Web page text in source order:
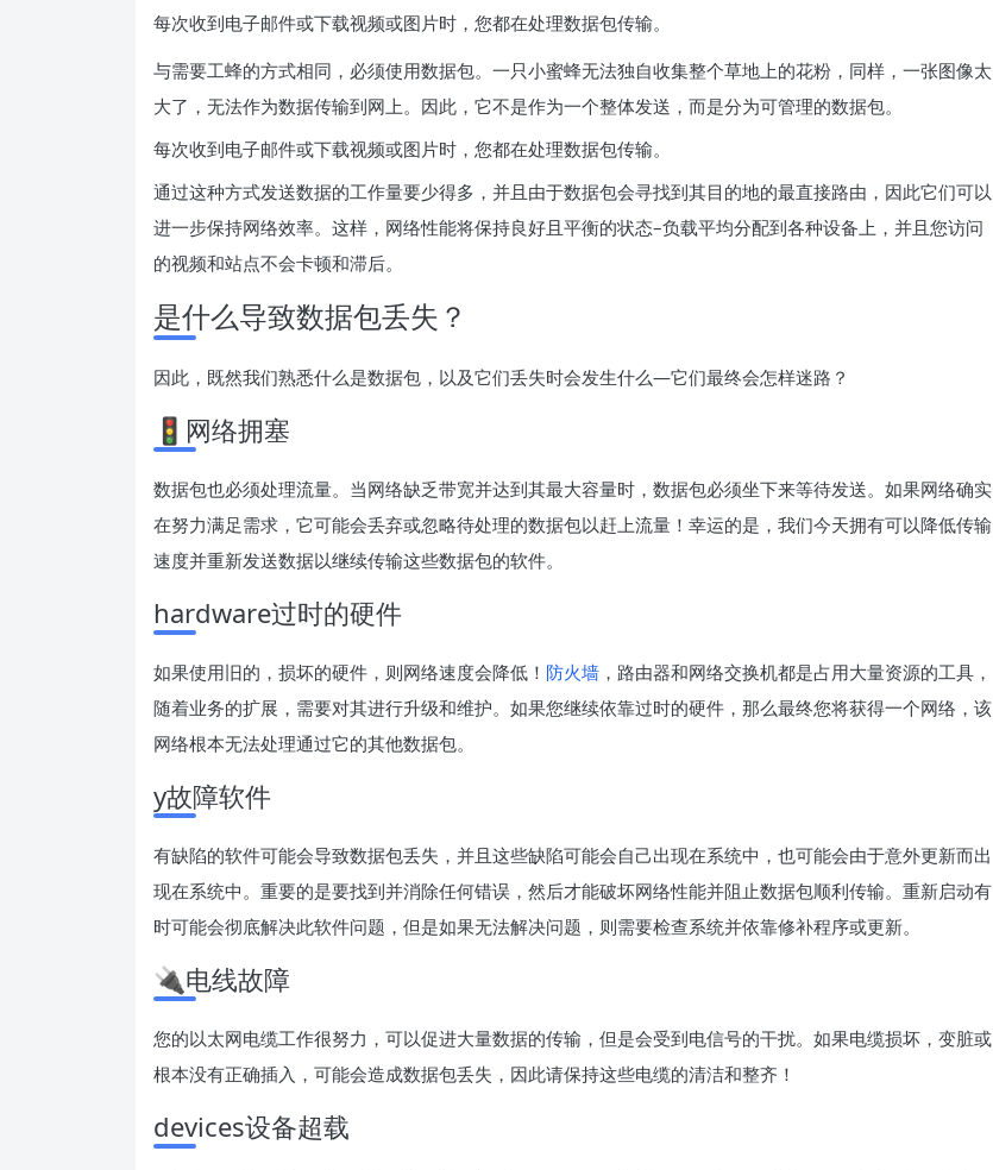
每次收到电子邮件或下载视频或图片时，您都在处理数据包传输。
与需要工蜂的方式相同，必须使用数据包。一只小蜜蜂无法独自收集整个草地上的花粉，同样，一张图像太
大了，无法作为数据传输到网上。因此，它不是作为一个整体发送，而是分为可管理的数据包。
每次收到电子邮件或下载视频或图片时，您都在处理数据包传输。
通过这种方式发送数据的工作量要少得多，并且由于数据包会寻找到其目的地的最直接路由，因此它们可以
进一步保持网络效率。这样，网络性能将保持良好且平衡的状态–负载平均分配到各种设备上，并且您访问
的视频和站点不会卡顿和滞后。
是什么导致数据包丢失？
因此，既然我们熟悉什么是数据包，以及它们丢失时会发生什么—它们最终会怎样迷路？
🚦网络拥塞
数据包也必须处理流量。当网络缺乏带宽并达到其最大容量时，数据包必须坐下来等待发送。如果网络确实
在努力满足需求，它可能会丢弃或忽略待处理的数据包以赶上流量！幸运的是，我们今天拥有可以降低传输
速度并重新发送数据以继续传输这些数据包的软件。
hardware过时的硬件
如果使用旧的，损坏的硬件，则网络速度会降低！ 防火墙 ，路由器和网络交换机都是占用大量资源的工具，
随着业务的扩展，需要对其进行升级和维护。如果您继续依靠过时的硬件，那么最终您将获得一个网络，该
网络根本无法处理通过它的其他数据包。
y故障软件
有缺陷的软件可能会导致数据包丢失，并且这些缺陷可能会自己出现在系统中，也可能会由于意外更新而出
现在系统中。重要的是要找到并消除任何错误，然后才能破坏网络性能并阻止数据包顺利传输。重新启动有
时可能会彻底解决此软件问题，但是如果无法解决问题，则需要检查系统并依靠修补程序或更新。
🔌电线故障
您的以太网电缆工作很努力，可以促进大量数据的传输，但是会受到电信号的干扰。如果电缆损坏，变脏或
根本没有正确插入，可能会造成数据包丢失，因此请保持这些电缆的清洁和整齐！
devices设备超载